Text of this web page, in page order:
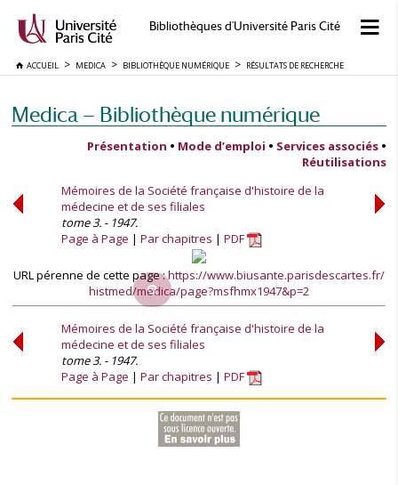
Bibliothèques d'Université Paris Cité
ACCUEIL MEDICA BIBLIOTHÈQUE NUMÉRIQUE RÉSULTATS DE RECHERCHE
Medica — Bibliothèque numérique
Présentation • Mode d’emploi • Services associés •
Réutilisations
Mémoires de la Société française d'histoire de la
médecine et de ses filiales
tome 3. - 1947.
Page à Page
Par chapitres PDF
URL pérenne de cette page :https://www.biusante.parisdescartes.fr/
histmed/medica/page?msfhmx1947&p=2
Mémoires de la Société française d'histoire de la
médecine et de ses filiales
tome 3. - 1947.
Page à Page
Par chapitres PDF